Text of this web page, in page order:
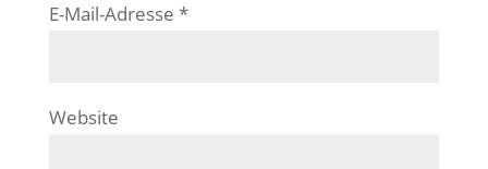
E-Mail-Adresse *
Website